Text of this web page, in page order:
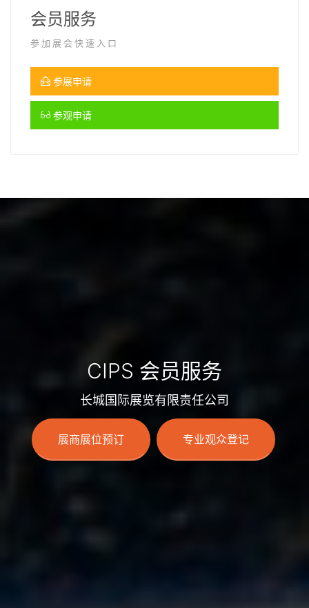
会员服务
参加展会快速入口
参展申请
参观申请
CIPS 会员服务
长城国际展览有限责任公司
展商展位预订 专业观众登记